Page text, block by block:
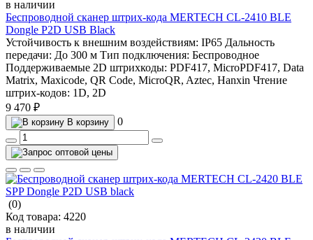
в наличии
Беспроводной сканер штрих-кода MERTECH CL-2410 BLE
Dongle P2D USB Black
Устойчивость к внешним воздействиям: IP65 Дальность
передачи: До 300 м Тип подключения: Беспроводное
Поддерживаемые 2D штрихкоды: PDF417, MicroPDF417, Data
Matrix, Maxicode, QR Code, MicroQR, Aztec, Hanxin Чтение
штрих-кодов: 1D, 2D
9 470 ₽
В корзину 0
(0)
Код товара: 4220
в наличии